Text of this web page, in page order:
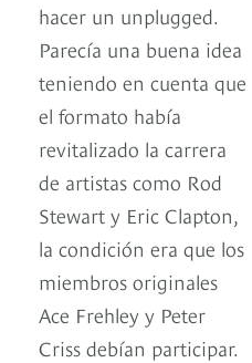
hacer un unplugged.
Parecía una buena idea
teniendo en cuenta que
el formato había
revitalizado la carrera
de artistas como Rod
Stewart y Eric Clapton,
la condición era que los
miembros originales
Ace Frehley y Peter
Criss debían participar.